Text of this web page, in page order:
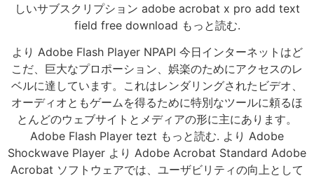
しいサブスクリプション adobe acrobat x pro add text
field free download もっと読む.
より Adobe Flash Player NPAPI 今日インターネットはど
こだ、巨大なプロポーション、娯楽のためにアクセスのレ
ベルに達しています。これはレンダリングされたビデオ、
オーディオともゲームを得るために特別なツールに頼るほ
とんどのウェブサイトとメディアの形に主にあります。
Adobe Flash Player tezt もっと読む. より Adobe
Shockwave Player より Adobe Acrobat Standard Adobe
Acrobat ソフトウェアでは、ユーザビリティの向上として